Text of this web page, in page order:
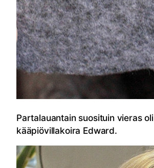
Partalauantain suosituin vieras oli
kääpiövillakoira Edward.